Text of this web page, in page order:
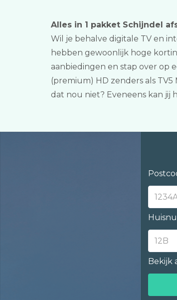
Alles in 1 pakket Schijndel
Wil je behalve digitale TV en
hebben gewoonlijk hoge
aanbiedingen en stap over op
(premium) HD zenders als
dat nou niet? Eveneens kan jij
Bekijk